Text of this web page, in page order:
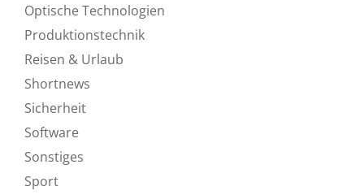
Optische Technologien
Produktionstechnik
Reisen & Urlaub
Shortnews
Sicherheit
Software
Sonstiges
Sport